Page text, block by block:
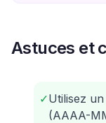
Astuces et
✓Utilisez
(AAAA-